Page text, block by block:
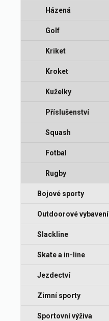
Házená
Golf
Kriket
Kroket
Kuželky
Příslušenství
Squash
Fotbal
Rugby
Bojové sporty
Outdoorové vybavení
Slackline
Skate a in-line
Jezdectví
Zimní sporty
Sportovní výživa